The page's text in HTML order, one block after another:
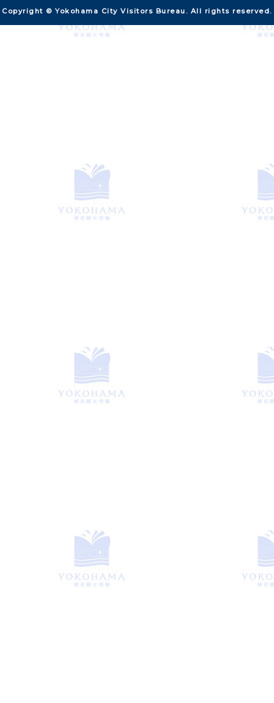
Copyright © Yokohama City Visitors Bureau. All rights reserved.